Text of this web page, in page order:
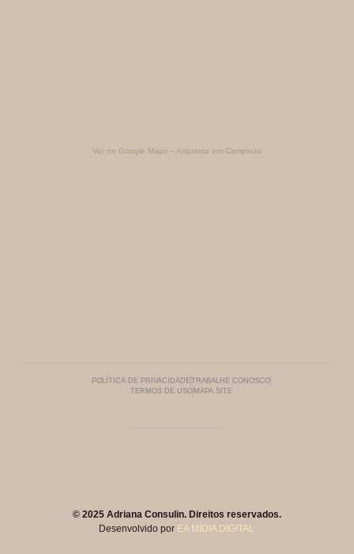
Ver no Google Maps – Arquiteta em Campinas
POLÍTICA DE PRIVACIDADE TRABALHE CONOSCO
TERMOS DE USO MAPA SITE
© 2025 Adriana Consulin. Direitos reservados.
Desenvolvido por EA MÍDIA DIGITAL